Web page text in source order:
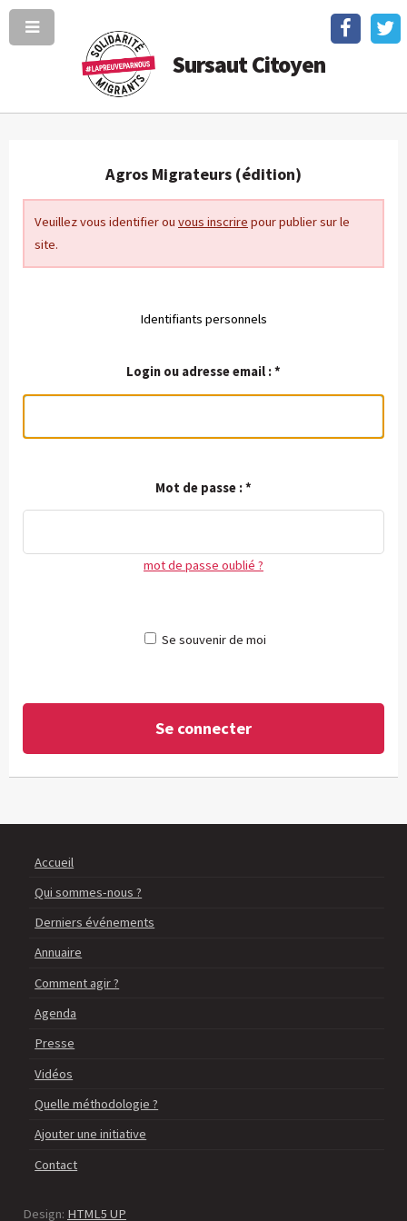
Sursaut Citoyen
Agros Migrateurs (édition)
Veuillez vous identifier ou vous inscrire pour publier sur le
site.
Identifiants personnels
Login ou adresse email :*
Mot de passe :*
mot de passe oublié ?
Se souvenir de moi
Accueil
Qui sommes-nous ?
Derniers événements
Annuaire
Comment agir ?
Agenda
Presse
Vidéos
Quelle méthodologie ?
Ajouter une initiative
Contact
Design: HTML5 UP